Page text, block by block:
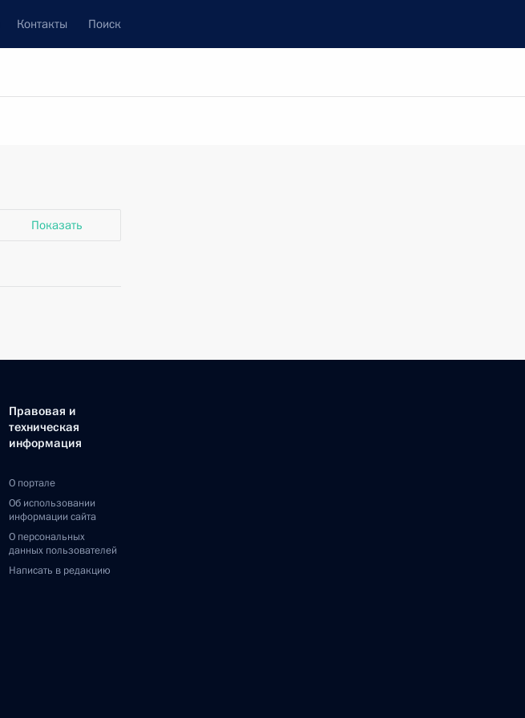
Контакты Поиск
Показать
Правовая и
техническая
информация
О портале
Об использовании
информации сайта
О персональных
данных пользователей
Написать в редакцию